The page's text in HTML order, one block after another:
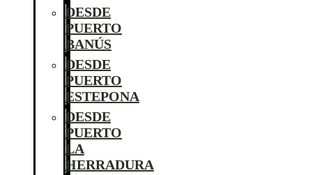
DESDE
PUERTO
BANÚS
DESDE
PUERTO
ESTEPONA
DESDE
PUERTO
LA
HERRADURA